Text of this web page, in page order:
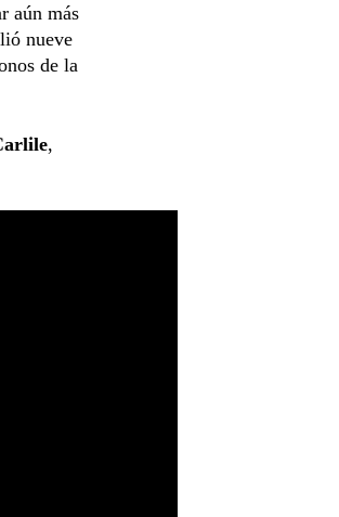
aún más
nueve
de la
,